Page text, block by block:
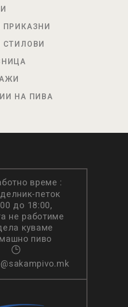
ПРИКАЗНИ
СТИЛОВИ
НА ПИВА
време :
петок
до 18:00,
не работиме
куваме
пиво